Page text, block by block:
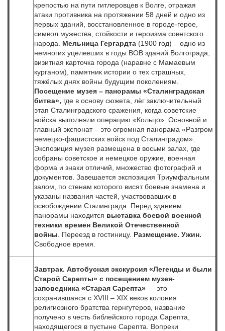
крепостью на пути гитлеровцев к Волге, отражая
атаки противника на протяжении 58 дней и одно из
первых зданий, восстановленное в городе-герое,
символ мужества, стойкости и героизма советского
народа. Мельница Гергардта (1900 год) – одно из
немногих уцелевших в годы ВОВ зданий Волгограда,
визитная карточка города (наравне с Мамаевым
курганом), памятник истории о тех страшных,
тяжёлых днях войны будущим поколениям.
Посещение музея – панорамы «Сталинградская
битва», где в основу сюжета, лёг заключительный
этап Сталинградского сражения, когда советские
войска выполняли операцию «Кольцо». Основной и
главный экспонат – это огромная панорама «Разгром
немецко-фашистских войск под Сталинградом».
Экспозиция музея размещена в восьми залах, где
собраны советское и немецкое оружие, военная
форма и знаки отличий, множество фотографий и
документов. Завешается экспозиция Триумфальным
залом, по стенам которого висят боевые знамена и
указаны названия частей, участвовавших в
освобождении Сталинграда. Перед зданием
панорамы находится выставка боевой военной
техники времен Великой Отечественной
войны . Переезд в гостиницу. Размещение. Ужин.
Свободное время.
Завтрак. Автобусная экскурсия «Легенды и были
Старой Сарепты» с посещением музея-
заповедника «Старая Сарепта» — это
сохранившаяся с XVIII – ХIХ веков колония
религиозного братства гернгутеров, название
получено в честь библейского города Сарепта,
находящегося в пустыне Сарепта. Вопреки